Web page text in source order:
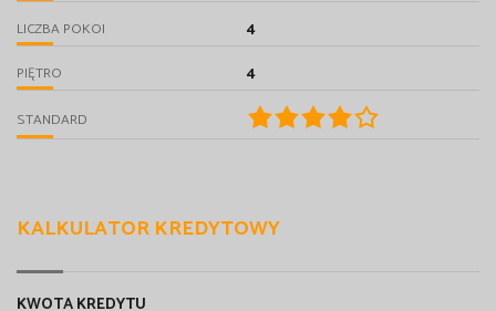
LICZBA POKOI 4
PIĘTRO 4
STANDARD
KALKULATOR KREDYTOWY
KWOTA KREDYTU